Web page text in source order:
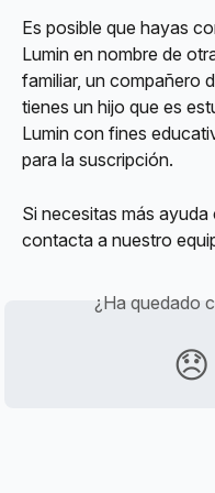
Es posible que hayas
Lumin en nombre de
familiar, un compañero
tienes un hijo que es
Lumin con fines
para la suscripción.
Si necesitas más
contacta a nuestro
¿Ha quedado
😞